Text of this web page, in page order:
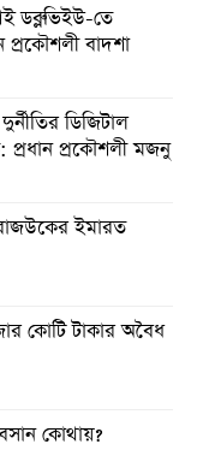
ডব্লুভিইউ-তে
প্রকৌশলী বাদশা
ডিজিটাল
প্রধান প্রকৌশলী মজনু
ইমারত
কোটি টাকার অবৈধ
কোথায়?